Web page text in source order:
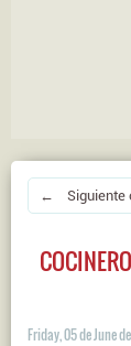
← Siguiente
Friday, 05 de June